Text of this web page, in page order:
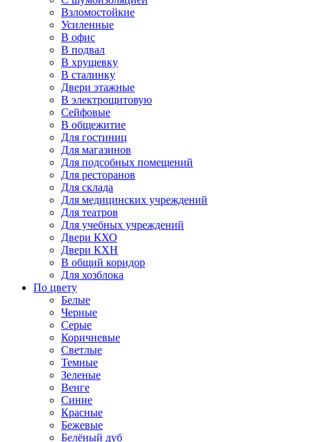
Взломостойкие
Усиленные
В офис
В подвал
В хрущевку
В сталинку
Двери этажные
В электрощитовую
Сейфовые
В общежитие
Для гостиниц
Для магазинов
Для подсобных помещений
Для ресторанов
Для склада
Для медицинских учреждений
Для театров
Для учебных учреждений
Двери КХО
Двери КХН
В общий коридор
Для хозблока
По цвету
Белые
Черные
Серые
Коричневые
Светлые
Темные
Зеленые
Венге
Синие
Красные
Бежевые
Белёный дуб